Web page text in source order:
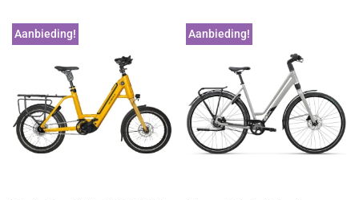
Aanbieding! Aanbieding!